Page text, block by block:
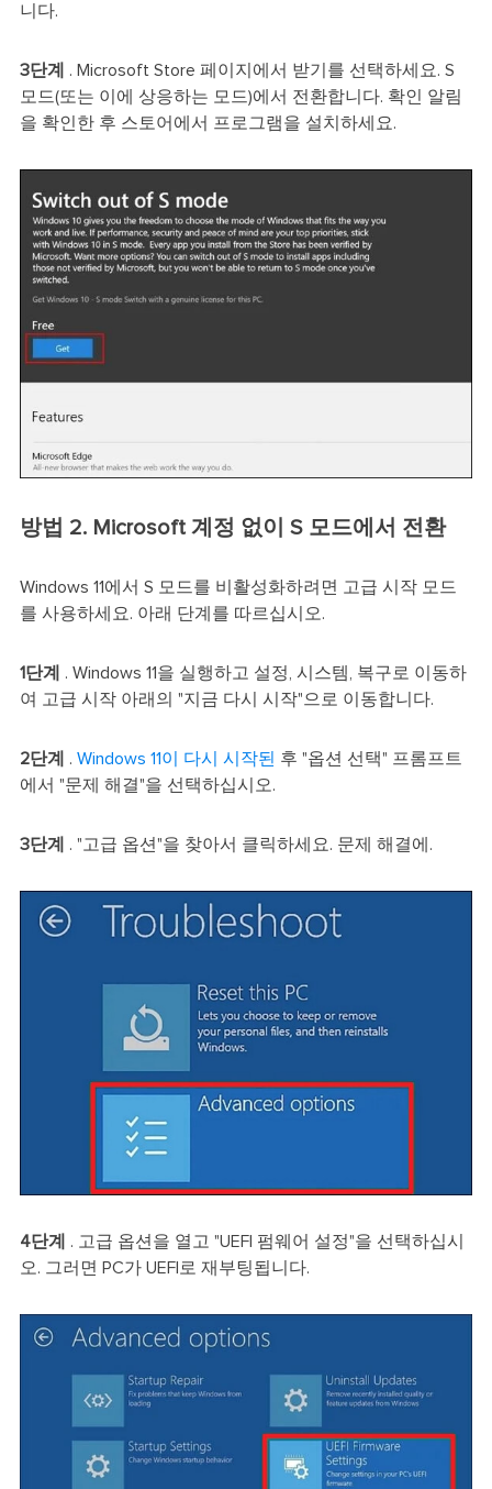
니다.
3단계
. Microsoft Store 페이지에서 받기를 선택하세요. S
모드(또는 이에 상응하는 모드)에서 전환합니다. 확인 알림
을 확인한 후 스토어에서 프로그램을 설치하세요.
방법 2. Microsoft 계정 없이 S 모드에서 전환
Windows 11에서 S 모드를 비활성화하려면 고급 시작 모드
를 사용하세요. 아래 단계를 따르십시오.
1단계
. Windows 11을 실행하고 설정, 시스템, 복구로 이동하
여 고급 시작 아래의 "지금 다시 시작"으로 이동합니다.
2단계 . Windows 11이 다시 시작된 후 "옵션 선택" 프롬프트
에서 "문제 해결"을 선택하십시오.
3단계 . "고급 옵션"을 찾아서 클릭하세요. 문제 해결에.
4단계
. 고급 옵션을 열고 "UEFI 펌웨어 설정"을 선택하십시
오. 그러면 PC가 UEFI로 재부팅됩니다.